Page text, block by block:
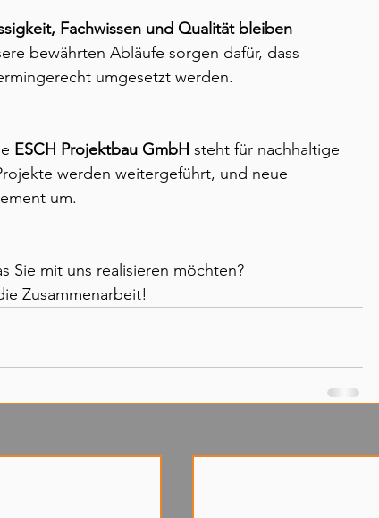
Fachwissen und Qualität bleiben
bewährten Abläufe sorgen dafür, dass
umgesetzt werden.
ESCH Projektbau GmbH steht für nachhaltige
werden weitergeführt, und neue
um.
Sie mit uns realisieren möchten?
Zusammenarbeit!